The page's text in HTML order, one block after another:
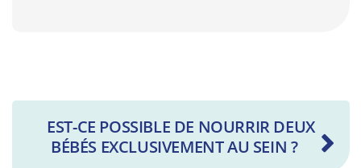
EST-CE POSSIBLE DE NOURRIR DEUX
BÉBÉS EXCLUSIVEMENT AU SEIN ?